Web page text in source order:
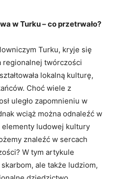
w Turku – co przetrwało?
Turku, kryje się
regionalnej twórczości
lokalną kulturę,
Choć wiele z
uległo zapomnieniu w
wciąż można odnaleźć w
elementy ludowej kultury
znaleźć w sercach
W tym artykule
ale także ludziom,